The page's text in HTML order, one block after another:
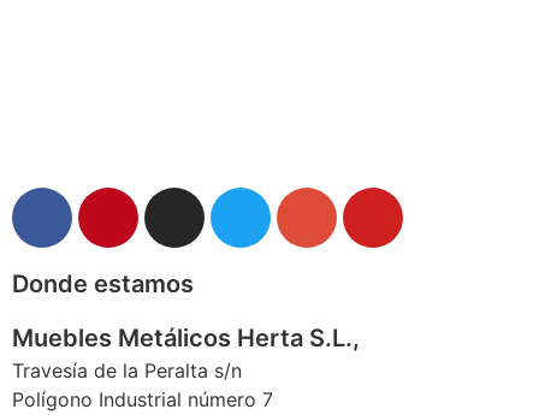
Donde estamos
Muebles Metálicos Herta S.L.,
Travesía de la Peralta s/n
Polígono Industrial número 7